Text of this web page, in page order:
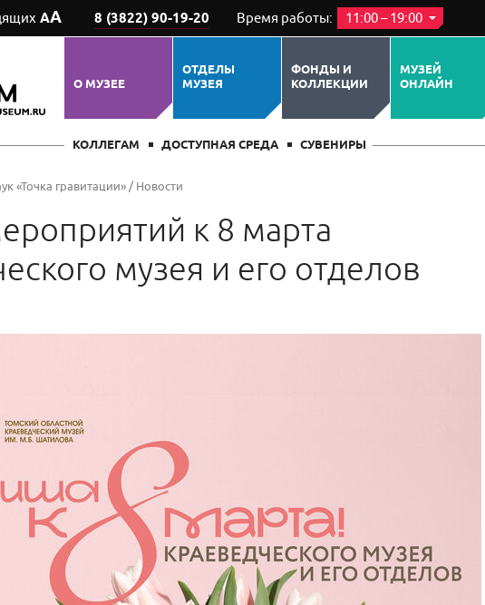
АА 8 (3822) 90-19-20 Время работы: 11:00 – 19:00
О МУЗЕЕ
ОТДЕЛЫ
МУЗЕЯ
ФОНДЫ И
КОЛЛЕКЦИИ
МУЗЕЙ
ОНЛАЙН
КОЛЛЕГАМ ДОСТУПНАЯ СРЕДА СУВЕНИРЫ
«Точка гравитации»/ Новости
к 8 марта
музея и его отделов